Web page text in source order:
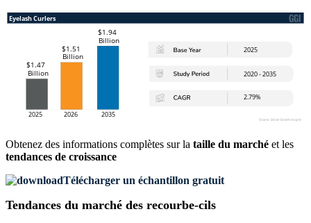
Obtenez des informations complètes sur la taille du marché et les
tendances de croissance
Télécharger un échantillon gratuit
Tendances du marché des recourbe-cils